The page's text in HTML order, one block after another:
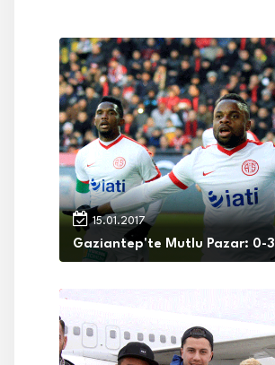
15.01.2017
Gaziantep'te Mutlu Pazar: 0-3